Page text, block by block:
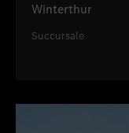
Winterthur
Succursale